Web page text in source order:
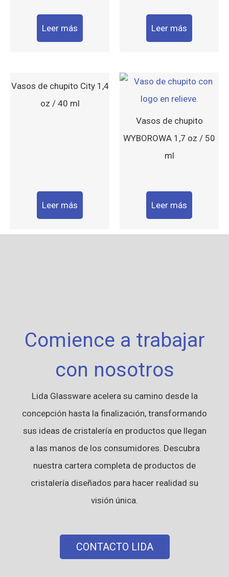
Leer más Leer más
Vasos de chupito City 1,4
oz / 40 ml
Leer más
Vasos de chupito
WYBOROWA 1,7 oz / 50
ml
Leer más
Comience a trabajar
con nosotros
Lida Glassware acelera su camino desde la
concepción hasta la finalización, transformando
sus ideas de cristalería en productos que llegan
a las manos de los consumidores. Descubra
nuestra cartera completa de productos de
cristalería diseñados para hacer realidad su
visión única.
CONTACTO LIDA